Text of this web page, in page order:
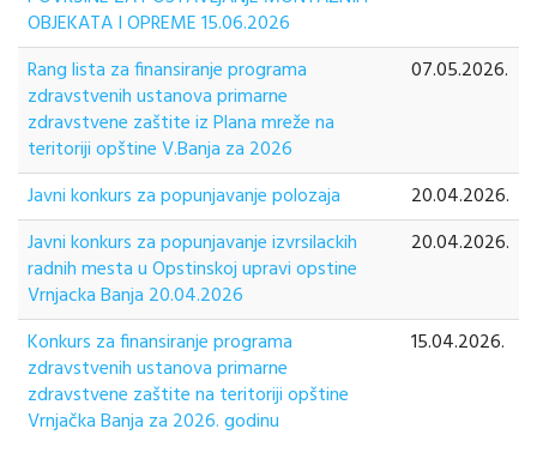
OBJEKATA I OPREME 15.06.2026
Rang lista za finansiranje programa
zdravstvenih ustanova primarne
zdravstvene zaštite iz Plana mreže na
teritoriji opštine V.Banja za 2026
07.05.2026.
Javni konkurs za popunjavanje polozaja
20.04.2026.
Javni konkurs za popunjavanje izvrsilackih
radnih mesta u Opstinskoj upravi opstine
Vrnjacka Banja 20.04.2026
20.04.2026.
Konkurs za finansiranje programa
zdravstvenih ustanova primarne
zdravstvene zaštite na teritoriji opštine
Vrnjačka Banja za 2026. godinu
15.04.2026.